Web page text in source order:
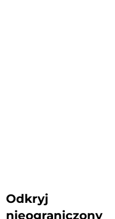
Odkryj
nieograniczony